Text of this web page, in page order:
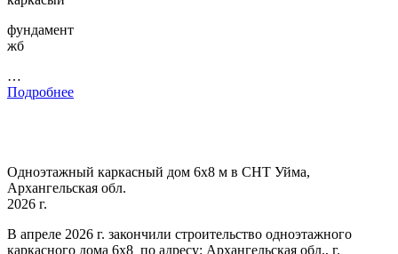
фундамент
жб
…
Подробнее
Одноэтажный каркасный дом 6х8 м в СНТ Уйма,
Архангельская обл.
2026 г.
В апреле 2026 г. закончили строительство одноэтажного
каркасного дома 6х8 по адресу: Архангельская обл., г.